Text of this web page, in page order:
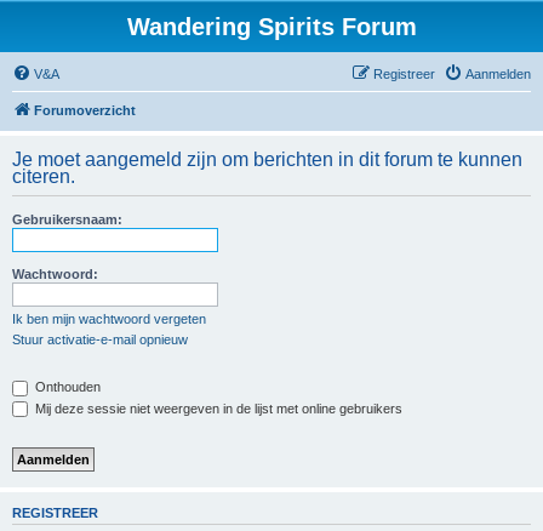
Wandering Spirits Forum
V&A Aanmelden
Registreer
Forumoverzicht
Je moet aangemeld zijn om berichten in dit forum te kunnen
citeren.
Gebruikersnaam:
Wachtwoord:
Ik ben mijn wachtwoord vergeten
Stuur activatie-e-mail opnieuw
Onthouden
Mij deze sessie niet weergeven in de lijst met online gebruikers
REGISTREER